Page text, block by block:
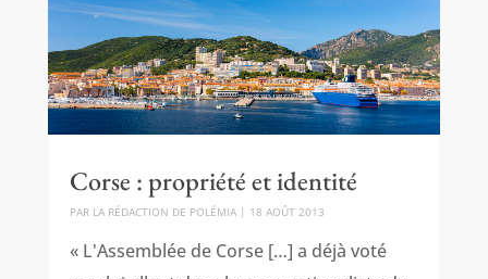
Corse : propriété et identité
PAR LA RÉDACTION DE POLÉMIA| 18 AOÛT 2013
« L'Assemblée de Corse […] a déjà voté